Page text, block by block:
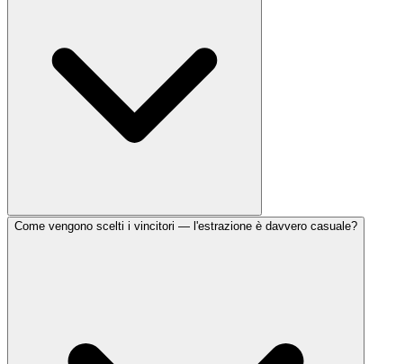
Come vengono scelti i vincitori — l'estrazione è davvero casuale?